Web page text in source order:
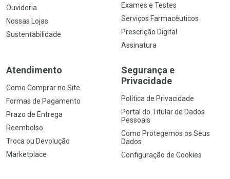
Ouvidoria
Nossas Lojas
Sustentabilidade
Exames e Testes
Serviços Farmacêuticos
Prescrição Digital
Assinatura
Atendimento
Como Comprar no Site
Formas de Pagamento
Prazo de Entrega
Reembolso
Troca ou Devolução
Marketplace
Segurança e
Privacidade
Política de Privacidade
Portal do Titular de Dados
Pessoais
Como Protegemos os Seus
Dados
Configuração de Cookies